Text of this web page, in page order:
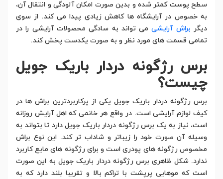
سطح پوست کمتر شده و بدین صورت امکان آلودگی و انتقال آن،
به خصوص در آرایشگاه ها کاهش زیادی پیدا می کند. از سوی
دیگر براش آرایشیمی تواند به سادگی محصولات آرایشی را در
تمامی قسمت های مورد نظر و به صورت یکدست پخش کند.
برس رژگونه دردار باریک جویل
چیست؟
برس رژگونه دردار باریک جویل یکی از پرکاربردترین براش ها در
کیف لوازم آرایشی است. در واقع هر خانمی که اهل آرایش روزانه
است، نیاز به یک برس رژگونه دردار باریک جویل دارد تا بتواند به
وسیله آن صورت خود را زیباتر و شاداب تر کند. این نوع براش
مخصوص رژگونه های پودری است و برای رژگونه های مایع کاربرد
ندارد. شکل ظاهری برس رژگونه دردار باریک جویل به این صورت
است که موهایی پرپشت با تراکم بالا و تقریبا بلند دارد که به